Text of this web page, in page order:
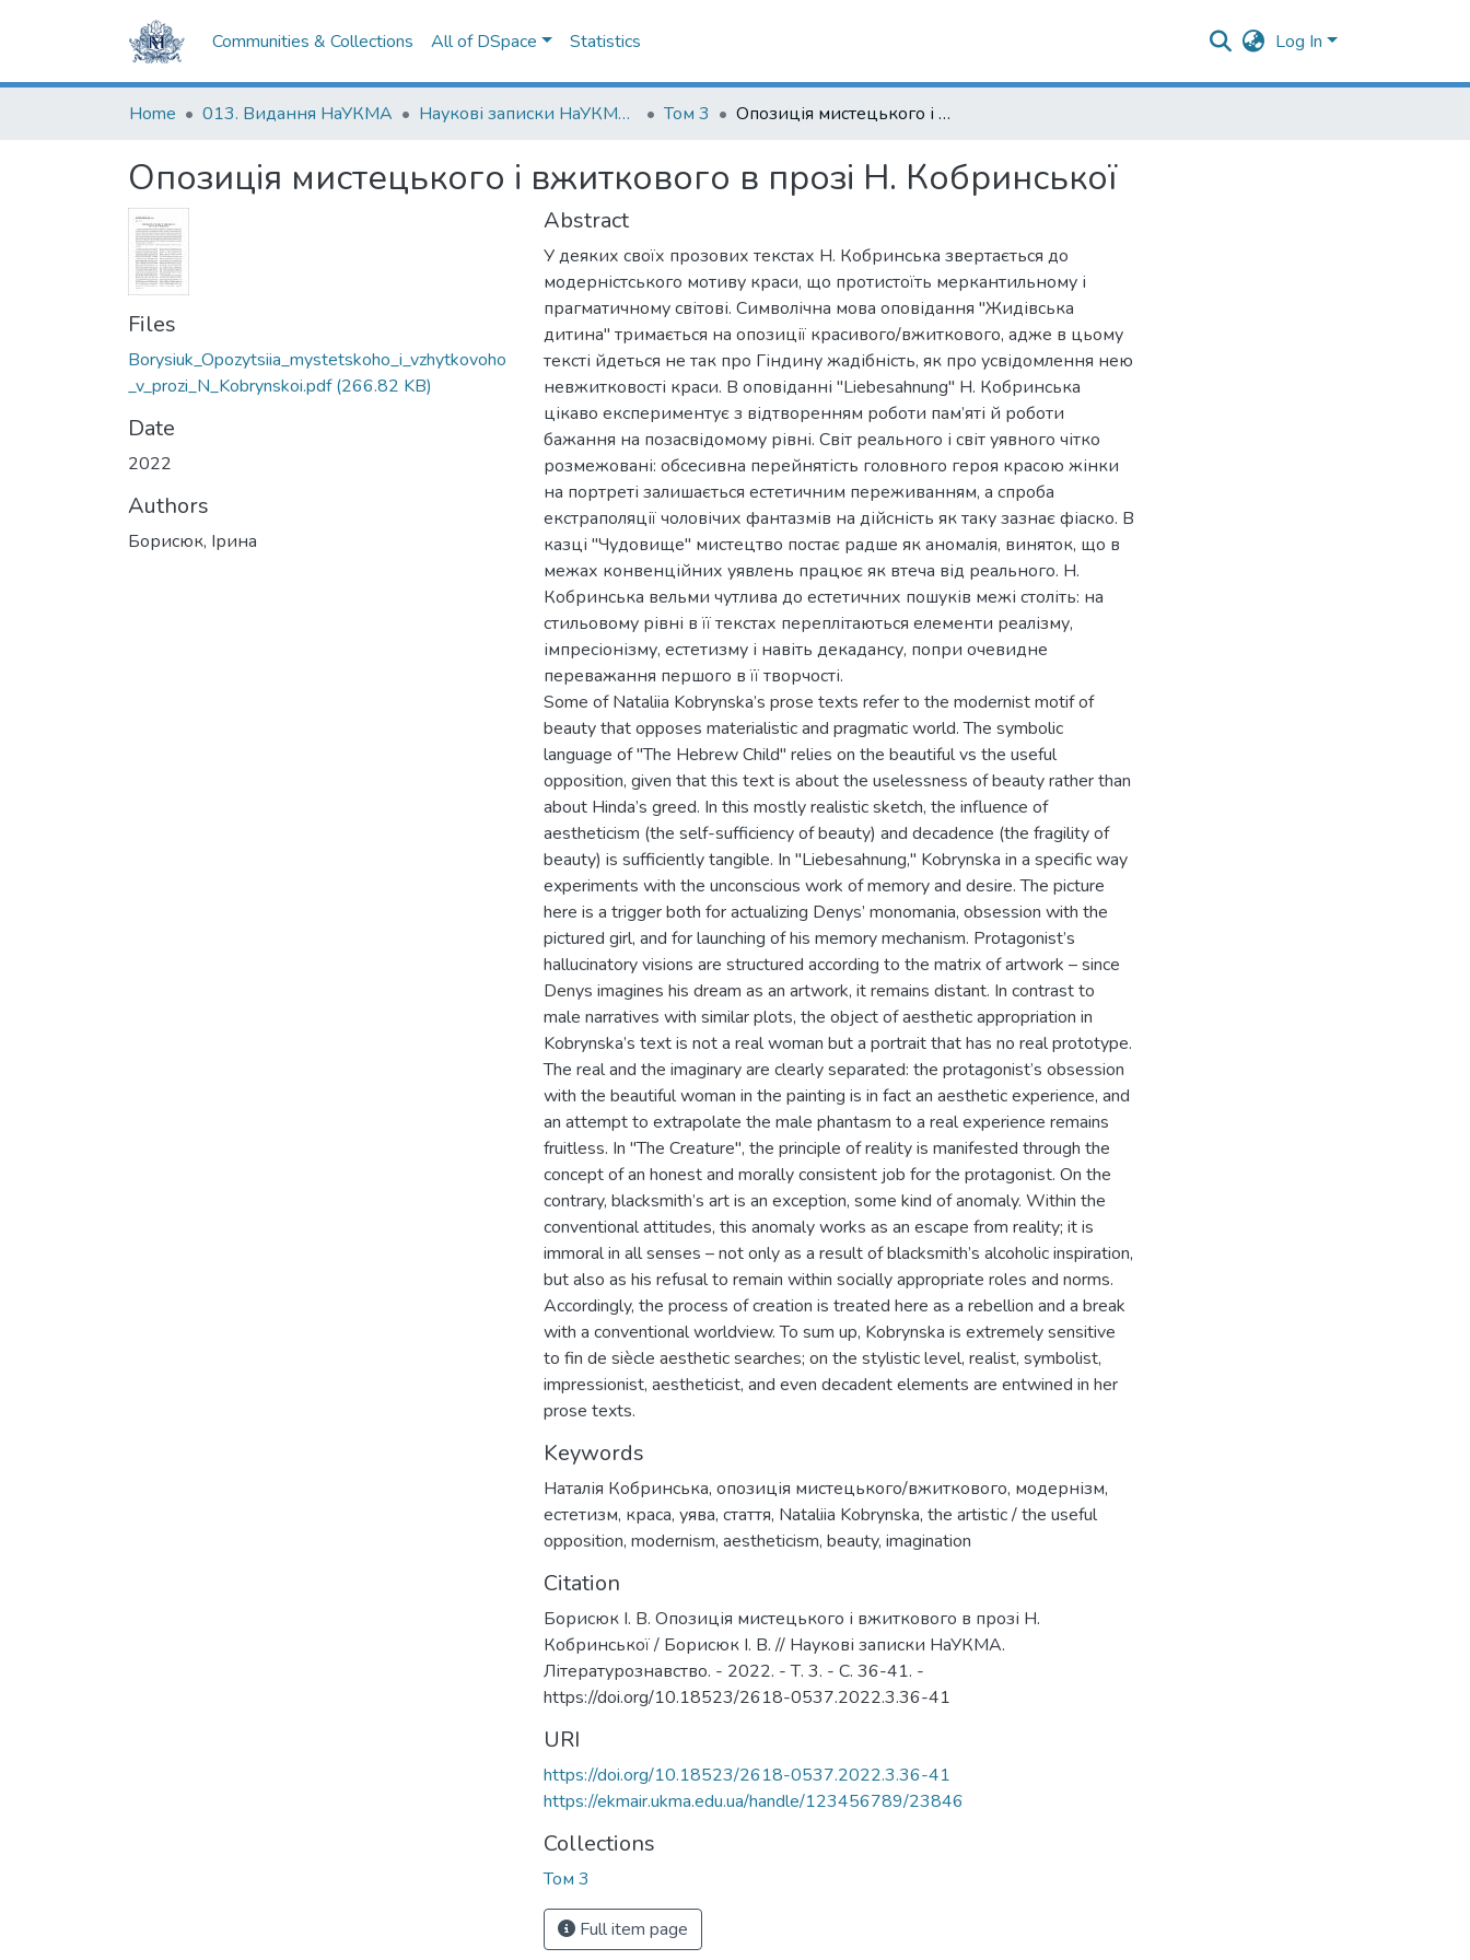
Communities & Collections All of DSpace Statistics Log In
Home 013. Видання НаУКМА Наукові записки НаУКМА. Літературознавство Том 3 Опозиція мистецького і вжиткового в прозі Н. Кобринської
Опозиція мистецького і вжиткового в прозі Н. Кобринської
Files
Borysiuk_Opozytsiia_mystetskoho_i_vzhytkovoho
_v_prozi_N_Kobrynskoi.pdf(266.82 KB)
Date
2022
Authors
Борисюк, Ірина
Abstract
У деяких своїх прозових текстах Н. Кобринська звертається до
модерністського мотиву краси, що протистоїть меркантильному і
прагматичному світові. Символічна мова оповідання "Жидівська
дитина" тримається на опозиції красивого/вжиткового, адже в цьому
тексті йдеться не так про Гіндину жадібність, як про усвідомлення нею
невжитковості краси. В оповіданні "Liebesahnung" Н. Кобринська
цікаво експериментує з відтворенням роботи пам’яті й роботи
бажання на позасвідомому рівні. Світ реального і світ уявного чітко
розмежовані: обсесивна перейнятість головного героя красою жінки
на портреті залишається естетичним переживанням, а спроба
екстраполяції чоловічих фантазмів на дійсність як таку зазнає фіаско. В
казці "Чудовище" мистецтво постає радше як аномалія, виняток, що в
межах конвенційних уявлень працює як втеча від реального. Н.
Кобринська вельми чутлива до естетичних пошуків межі століть: на
стильовому рівні в її текстах переплітаються елементи реалізму,
імпресіонізму, естетизму і навіть декадансу, попри очевидне
переважання першого в її творчості.
Some of Nataliia Kobrynska’s prose texts refer to the modernist motif of
beauty that opposes materialistic and pragmatic world. The symbolic
language of "The Hebrew Child" relies on the beautiful vs the useful
opposition, given that this text is about the uselessness of beauty rather than
about Hinda’s greed. In this mostly realistic sketch, the influence of
aestheticism (the self-sufficiency of beauty) and decadence (the fragility of
beauty) is sufficiently tangible. In "Liebesahnung," Kobrynska in a specific way
experiments with the unconscious work of memory and desire. The picture
here is a trigger both for actualizing Denys’ monomania, obsession with the
pictured girl, and for launching of his memory mechanism. Protagonist’s
hallucinatory visions are structured according to the matrix of artwork – since
Denys imagines his dream as an artwork, it remains distant. In contrast to
male narratives with similar plots, the object of aesthetic appropriation in
Kobrynska’s text is not a real woman but a portrait that has no real prototype.
The real and the imaginary are clearly separated: the protagonist’s obsession
with the beautiful woman in the painting is in fact an aesthetic experience, and
an attempt to extrapolate the male phantasm to a real experience remains
fruitless. In "The Creature", the principle of reality is manifested through the
concept of an honest and morally consistent job for the protagonist. On the
contrary, blacksmith’s art is an exception, some kind of anomaly. Within the
conventional attitudes, this anomaly works as an escape from reality; it is
immoral in all senses – not only as a result of blacksmith’s alcoholic inspiration,
but also as his refusal to remain within socially appropriate roles and norms.
Accordingly, the process of creation is treated here as a rebellion and a break
with a conventional worldview. To sum up, Kobrynska is extremely sensitive
to fin de siècle aesthetic searches; on the stylistic level, realist, symbolist,
impressionist, aestheticist, and even decadent elements are entwined in her
prose texts.
Keywords
Наталія Кобринська, опозиція мистецького/вжиткового, модернізм,
естетизм, краса, уява, стаття, Nataliia Kobrynska, the artistic / the useful
opposition, modernism, aestheticism, beauty, imagination
Citation
Борисюк І. В. Опозиція мистецького і вжиткового в прозі Н.
Кобринської / Борисюк І. В. // Наукові записки НаУКМА.
Літературознавство. - 2022. - Т. 3. - С. 36-41. -
https://doi.org/10.18523/2618-0537.2022.3.36-41
URI
https://doi.org/10.18523/2618-0537.2022.3.36-41
https://ekmair.ukma.edu.ua/handle/123456789/23846
Collections
Том 3
Full item page